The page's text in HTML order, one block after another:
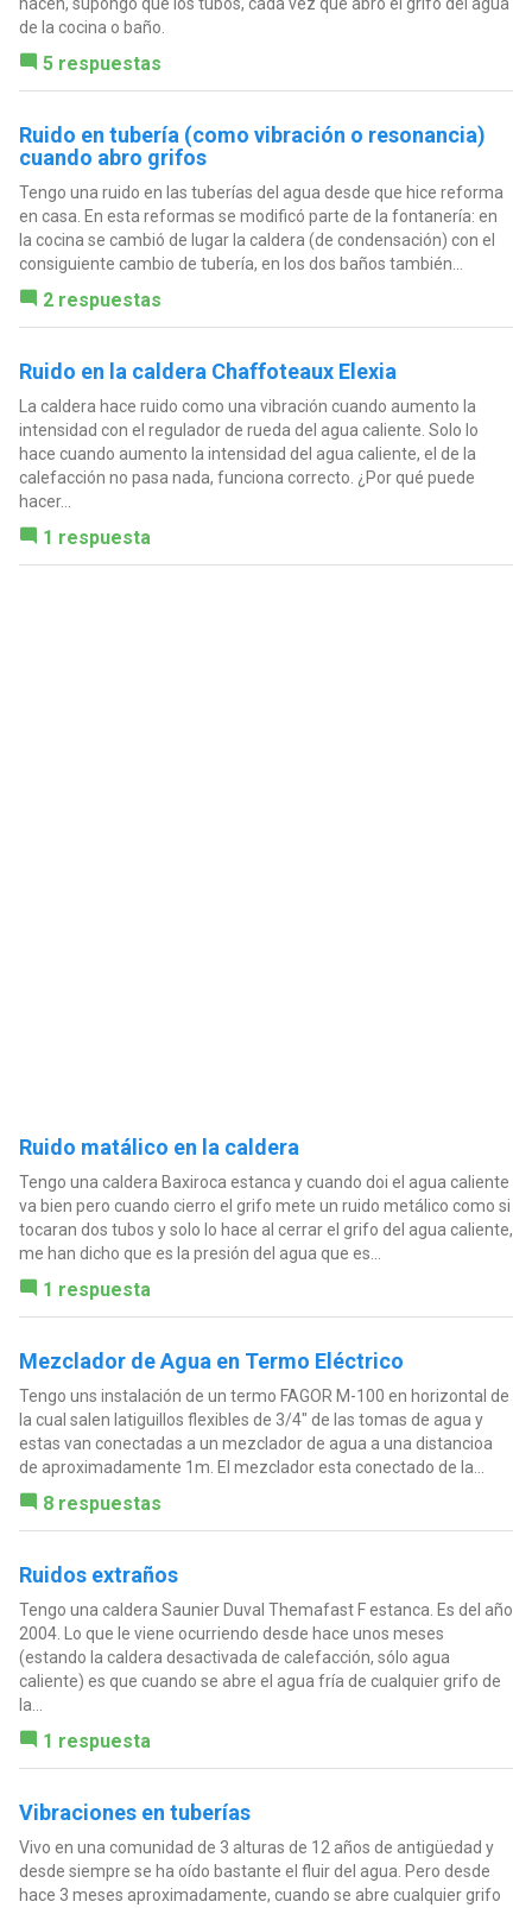
hacen, supongo que los tubos, cada vez que abro el grifo del agua
de la cocina o baño.
5 respuestas
Ruido en tubería (como vibración o resonancia)
cuando abro grifos
Tengo una ruido en las tuberías del agua desde que hice reforma
en casa. En esta reformas se modificó parte de la fontanería: en
la cocina se cambió de lugar la caldera (de condensación) con el
consiguiente cambio de tubería, en los dos baños también...
2 respuestas
Ruido en la caldera Chaffoteaux Elexia
La caldera hace ruido como una vibración cuando aumento la
intensidad con el regulador de rueda del agua caliente. Solo lo
hace cuando aumento la intensidad del agua caliente, el de la
calefacción no pasa nada, funciona correcto. ¿Por qué puede
hacer...
1 respuesta
Ruido matálico en la caldera
Tengo una caldera Baxiroca estanca y cuando doi el agua caliente
va bien pero cuando cierro el grifo mete un ruido metálico como si
tocaran dos tubos y solo lo hace al cerrar el grifo del agua caliente,
me han dicho que es la presión del agua que es...
1 respuesta
Mezclador de Agua en Termo Eléctrico
Tengo uns instalación de un termo FAGOR M-100 en horizontal de
la cual salen latiguillos flexibles de 3/4" de las tomas de agua y
estas van conectadas a un mezclador de agua a una distancioa
de aproximadamente 1m. El mezclador esta conectado de la...
8 respuestas
Ruidos extraños
Tengo una caldera Saunier Duval Themafast F estanca. Es del año
2004. Lo que le viene ocurriendo desde hace unos meses
(estando la caldera desactivada de calefacción, sólo agua
caliente) es que cuando se abre el agua fría de cualquier grifo de
la...
1 respuesta
Vibraciones en tuberías
Vivo en una comunidad de 3 alturas de 12 años de antigüedad y
desde siempre se ha oído bastante el fluir del agua. Pero desde
hace 3 meses aproximadamente, cuando se abre cualquier grifo